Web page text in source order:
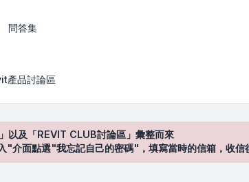
問答集
產品討論區
及「REVIT CLUB討論區」彙整而來
面點選"我忘記自己的密碼"，填寫當時的信箱，收信